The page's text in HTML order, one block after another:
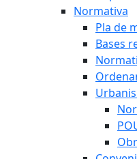
Normativa
Pla de
Bases